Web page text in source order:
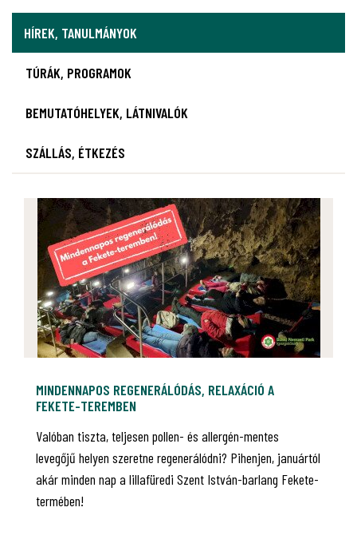
HÍREK, TANULMÁNYOK
TÚRÁK, PROGRAMOK
BEMUTATÓHELYEK, LÁTNIVALÓK
SZÁLLÁS, ÉTKEZÉS
MINDENNAPOS REGENERÁLÓDÁS, RELAXÁCIÓ A
FEKETE-TEREMBEN
Valóban tiszta, teljesen pollen- és allergén-mentes
levegőjű helyen szeretne regenerálódni? Pihenjen, januártól
akár minden nap a lillafüredi Szent István-barlang Fekete-
termében!